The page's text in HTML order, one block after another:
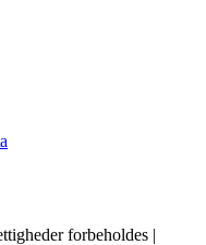
forbeholdes |